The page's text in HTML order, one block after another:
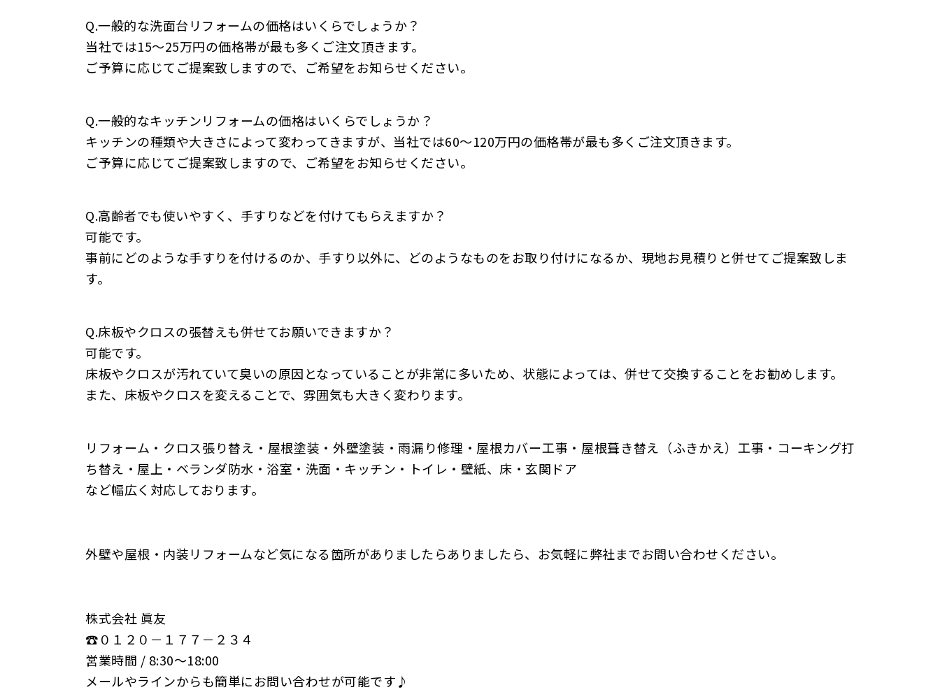
Q.一般的な洗面台リフォームの価格はいくらでしょうか？
当社では15～25万円の価格帯が最も多くご注文頂きます。
ご予算に応じてご提案致しますので、ご希望をお知らせください。
Q.一般的なキッチンリフォームの価格はいくらでしょうか？
キッチンの種類や大きさによって変わってきますが、当社では60～120万円の価格帯が最も多くご注文頂きます。
ご予算に応じてご提案致しますので、ご希望をお知らせください。
Q.高齢者でも使いやすく、手すりなどを付けてもらえますか？
可能です。
事前にどのような手すりを付けるのか、手すり以外に、どのようなものをお取り付けになるか、現地お見積りと併せてご提案致しま
す。
Q.床板やクロスの張替えも併せてお願いできますか？
可能です。
床板やクロスが汚れていて臭いの原因となっていることが非常に多いため、状態によっては、併せて交換することをお勧めします。
また、床板やクロスを変えることで、雰囲気も大きく変わります。
リフォーム・クロス張り替え・屋根塗装・外壁塗装・雨漏り修理・屋根カバー工事・屋根葺き替え（ふきかえ）工事・コーキング打
ち替え・屋上・ベランダ防水・浴室・洗面・キッチン・トイレ・壁紙、床・玄関ドア
など幅広く対応しております。
外壁や屋根・内装リフォームなど気になる箇所がありましたらありましたら、お気軽に弊社までお問い合わせください。
株式会社 眞友
☎０１２０－１７７－２３４
営業時間 / 8:30〜18:00
メールやラインからも簡単にお問い合わせが可能です♪